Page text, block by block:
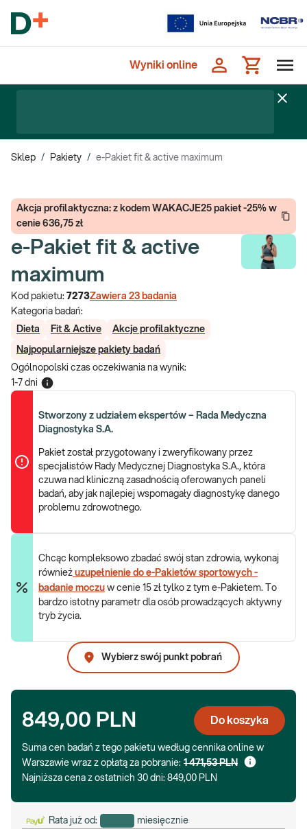
Wyniki online
Sklep / Pakiety / e-Pakiet fit & active maximum
Akcja profilaktyczna: z kodem WAKACJE25 pakiet -25% w
cenie 636,75 zł
e-Pakiet fit & active
maximum
Kod pakietu: 7273Zawiera 23 badania
Kategoria badań:
Dieta
Fit & Active Akcje profilaktyczne
Najpopularniejsze pakiety badań
Ogólnopolski czas oczekiwania na wynik:
1-7 dni
Stworzony z udziałem ekspertów – Rada Medyczna
Diagnostyka S.A.
Pakiet został przygotowany i zweryfikowany przez
specjalistów Rady Medycznej Diagnostyka S.A., która
czuwa nad kliniczną zasadnością oferowanych paneli
badań, aby jak najlepiej wspomagały diagnostykę danego
problemu zdrowotnego.
Chcąc kompleksowo zbadać swój stan zdrowia, wykonaj
również uzupełnienie do e-Pakietów sportowych -
badanie moczu w cenie 15 zł tylko z tym e-Pakietem. To
bardzo istotny parametr dla osób prowadzących aktywny
tryb życia.
Wybierz swój punkt pobrań
849,00 PLN Do koszyka
Suma cen badań z tego pakietu według cennika online w
Warszawie wraz z opłatą za pobranie: 1 471,53 PLN
Najniższa cena z ostatnich 30 dni: 849,00 PLN
Rata już od:
miesięcznie